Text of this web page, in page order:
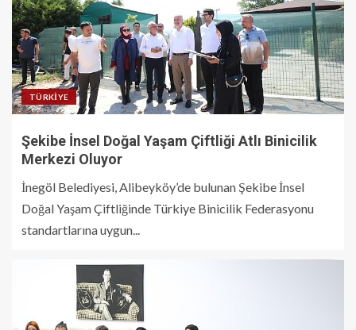
TÜRKIYE
Şekibe İnsel Doğal Yaşam Çiftliği Atlı Binicilik
Merkezi Oluyor
İnegöl Belediyesi, Alibeyköy’de bulunan Şekibe İnsel
Doğal Yaşam Çiftliğinde Türkiye Binicilik Federasyonu
standartlarına uygun...